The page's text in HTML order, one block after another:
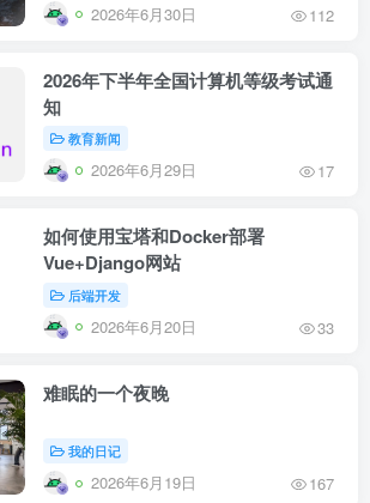
2026年6月30日 112
2026年下半年全国计算机等级考试通
知
教育新闻
2026年6月29日 17
如何使用宝塔和Docker部署
Vue+Django网站
后端开发
2026年6月20日 33
难眠的一个夜晚
我的日记
2026年6月19日 167